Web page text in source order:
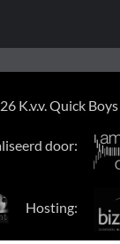
K.v.v. Quick Boys
door:
Hosting: